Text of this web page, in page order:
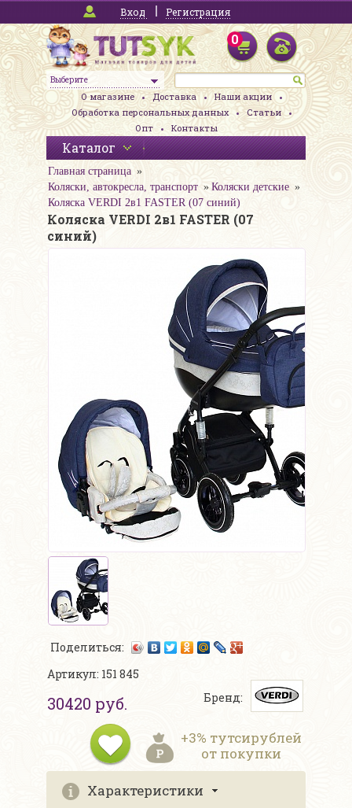
Вход Регистрация
Выберите
0
О магазине Доставка
Наши акции
Обработка персональных данных
Статьи
Опт
Контакты
Каталог
Главная страница
Коляски, автокресла, транспорт
Коляски детские
Коляска VERDI 2в1 FASTER (07 синий)
Коляска VERDI 2в1 FASTER (07
синий)
Поделиться:
Артикул: 151 845
30420 руб. Бренд:
+3% тутсирублей
от покупки
Характеристики